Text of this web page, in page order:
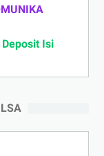
Deposit Isi